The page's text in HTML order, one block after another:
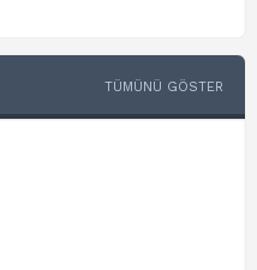
TÜMÜNÜ GÖSTER